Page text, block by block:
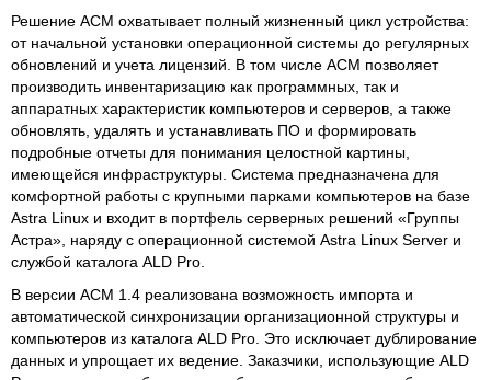
Решение ACM охватывает полный жизненный цикл устройства:
от начальной установки операционной системы до регулярных
обновлений и учета лицензий. В том числе ACM позволяет
производить инвентаризацию как программных, так и
аппаратных характеристик компьютеров и серверов, а также
обновлять, удалять и устанавливать ПО и формировать
подробные отчеты для понимания целостной картины,
имеющейся инфраструктуры. Система предназначена для
комфортной работы с крупными парками компьютеров на базе
Astra Linux и входит в портфель серверных решений «Группы
Астра», наряду с операционной системой Astra Linux Server и
службой каталога ALD Pro.
В версии ACM 1.4 реализована возможность импорта и
автоматической синхронизации организационной структуры и
компьютеров из каталога ALD Pro. Это исключает дублирование
данных и упрощает их ведение. Заказчики, использующие ALD